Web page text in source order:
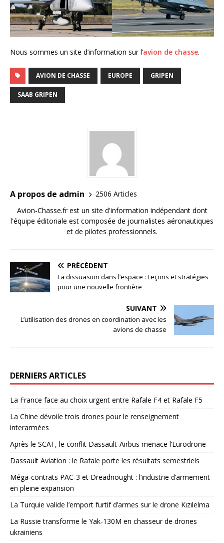
Nous sommes un site d’information sur l’avion de chasse.
AVION DE CHASSE EUROPE GRIPEN
SAAB GRIPEN
A propos de admin
2506 Articles
Avion-Chasse.fr est un site d'information indépendant dont
l'équipe éditoriale est composée de journalistes aéronautiques
et de pilotes professionnels.
PRÉCÉDENT
La dissuasion dans l’espace : Leçons et stratégies
pour une nouvelle frontière
SUIVANT
L’utilisation des drones en coordination avec les
avions de chasse
DERNIERS ARTICLES
La France face au choix urgent entre Rafale F4 et Rafale F5
La Chine dévoile trois drones pour le renseignement
interarmées
Après le SCAF, le conflit Dassault-Airbus menace l’Eurodrone
Dassault Aviation : le Rafale porte les résultats semestriels
Méga-contrats PAC-3 et Dreadnought : l’industrie d’armement
en pleine expansion
La Turquie valide l’emport furtif d’armes sur le drone Kızılelma
La Russie transforme le Yak-130M en chasseur de drones
ukrainiens